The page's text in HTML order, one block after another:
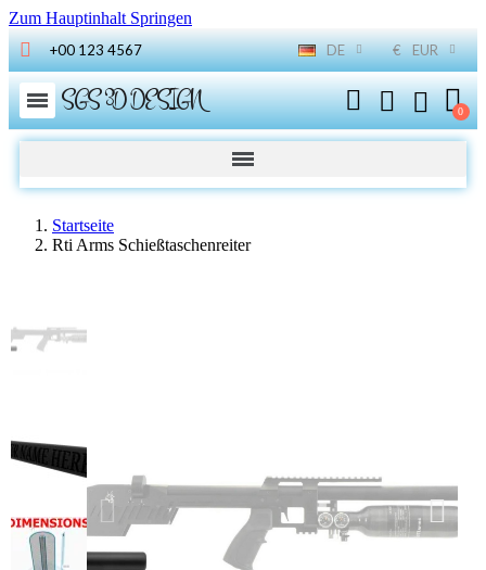
Zum Hauptinhalt Springen
+00 123 4567 DE € EUR
SGS 3D DESIGN
Startseite
Rti Arms Schießtaschenreiter